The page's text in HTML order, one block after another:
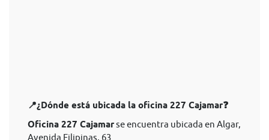
📍¿Dónde está ubicada la oficina 227 Cajamar❓
Oficina 227 Cajamarse encuentra ubicada en Algar,
Avenida Filipinas, 63